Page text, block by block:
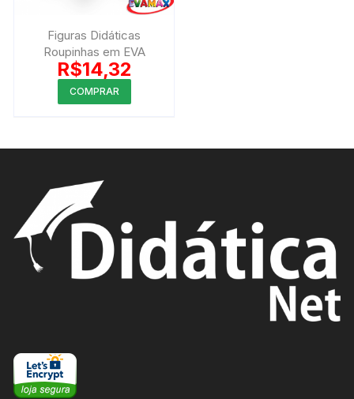
Figuras Didáticas
Roupinhas em EVA
R$14,32
COMPRAR